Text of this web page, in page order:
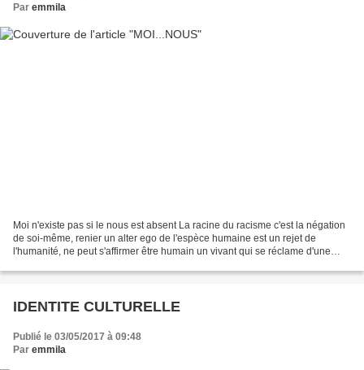
Par emmila
Moi n'existe pas si le nous est absent La racine du racisme c'est la négation
de soi-même, renier un alter ego de l'espèce humaine est un rejet de
l'humanité, ne peut s'affirmer être humain un vivant qui se réclame d'une
IDENTITE CULTURELLE
Publié le 03/05/2017 à 09:48
Par emmila